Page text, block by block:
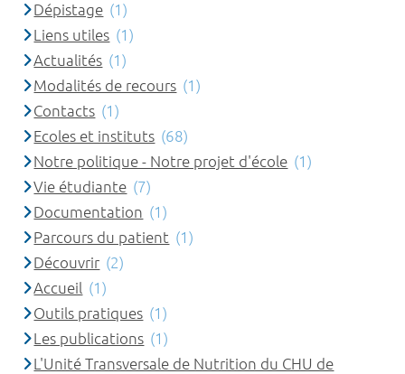
Dépistage (1)
Liens utiles (1)
Actualités (1)
Modalités de recours (1)
Contacts (1)
Ecoles et instituts (68)
Notre politique - Notre projet d'école (1)
Vie étudiante (7)
Documentation (1)
Parcours du patient (1)
Découvrir (2)
Accueil (1)
Outils pratiques (1)
Les publications (1)
L'Unité Transversale de Nutrition du CHU de